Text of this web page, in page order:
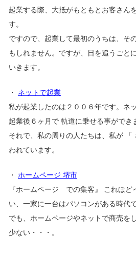
起業する際、大抵がもともとお客さん
す。
ですので、起業して最初のうちは、そ
もしれません。ですが、日を追うごと
いきます。
・ ネットで起業
私が起業したのは２００６年です。ネ
起業後６ヶ月で 軌道に乗せる事ができ
それで、私の周りの人たちは、私が 「
われています。
・ ホームページ 堺市
『ホームページ での集客』 これほど
い、一家に一台はパソコンがある時代で
でも、ホームページやネットで商売を
少ない・・・。